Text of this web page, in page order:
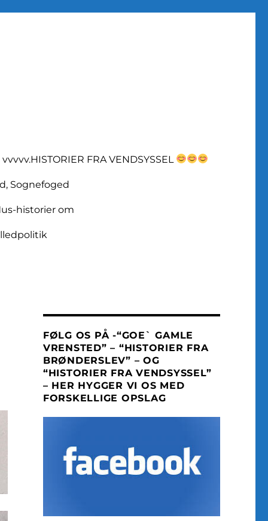
vvvvv.HISTORIER FRA VENDSYSSEL
Sognefoged
historier om
FØLG OS PÅ -“GOE` GAMLE
VRENSTED” – “HISTORIER FRA
BRØNDERSLEV” – OG
“HISTORIER FRA VENDSYSSEL”
– HER HYGGER VI OS MED
FORSKELLIGE OPSLAG